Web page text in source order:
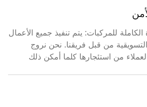
الكاملة للمركبات: يتم تنفيذ جميع الأعمال
والتسويقية من قبل فريقنا. نحن نروج
من استئجارها كلما أمكن ذلك